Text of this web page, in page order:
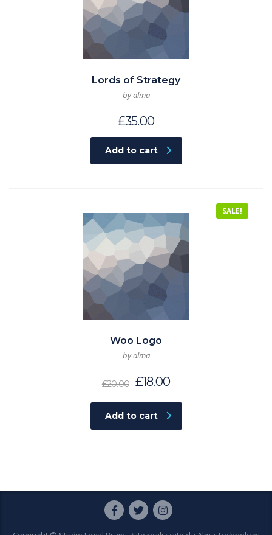
Lords of Strategy
by alma
£35.00
Add to cart
SALE!
Woo Logo
by alma
£20.00 £18.00
Add to cart